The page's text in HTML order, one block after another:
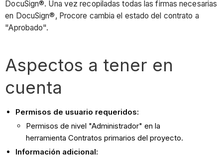
DocuSign®. Una vez recopiladas todas las firmas necesarias
en DocuSign®, Procore cambia el estado del contrato a
"Aprobado".
Aspectos a tener en
cuenta
Permisos de usuario requeridos:
Permisos de nivel "Administrador" en la
herramienta Contratos primarios del proyecto.
Información adicional: